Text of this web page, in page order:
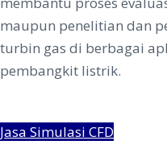
maupun penelitian dan
turbin gas di berbagai
pembangkit listrik.
Jasa Simulasi CFD